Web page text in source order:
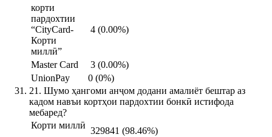
корти
пардохтии
“CityCard-
Корти
миллӣ”
4 (0.00%)
Master Card
3 (0.00%)
UnionPay
0 (0%)
21. Шумо ҳангоми анҷом додани амалиёт бештар аз
кадом навъи кортҳои пардохтии бонкӣ истифода
мебаред?
Корти миллӣ
329841 (98.46%)